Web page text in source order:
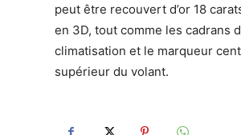
peut être recouvert d’or 18
en 3D, tout comme les cadrans
climatisation et le marqueur
supérieur du volant.